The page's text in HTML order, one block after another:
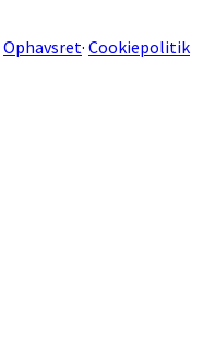
Ophavsret· Cookiepolitik